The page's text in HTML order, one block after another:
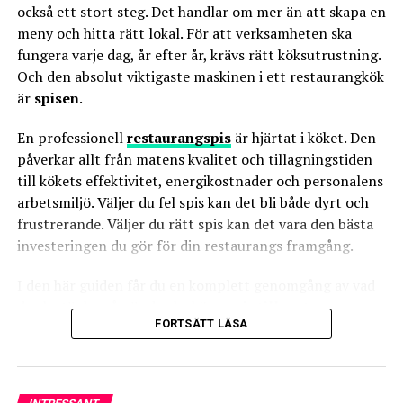
Highball Cocktails:In “highball” cocktail is a drink that
contains a base of an alcoholic beverage, combined with
a relatively large amount of non-alcoholic drink. This
kind of cocktails are often served in tall and slender
glass will fit with a hefty cocktail. All sparkling
beverages should be served in
slender and tall glasses
because carbonation get more space in the long, narrow
glass, which in turn adds more flavor to the beverage.
Frusna cocktailusually served in hurricaneglasor
“orkanglas” with a “waist "in the middle of the glass. This
makes it easier to drink the frozen drinks and
Margaritas:One of the most distinctive elements of a
också ett stort steg. Det handlar om mer än att skapa en
meny och hitta rätt lokal. För att verksamheten ska
fungera varje dag, år efter år, krävs rätt köksutrustning.
Och den absolut viktigaste maskinen i ett restaurangkök
är spisen.
En professionellrestaurangspisär hjärtat i köket. Den
påverkar allt från matens kvalitet och tillagningstiden
till kökets effektivitet, energikostnader och personalens
arbetsmiljö. Väljer du fel spis kan det bli både dyrt och
frustrerande. Väljer du rätt spis kan det vara den bästa
investeringen du gör för din restaurangs framgång.
du ska tänka på när du ska köpaspis till restaurang
vilka vanliga misstag du bör undvika, och varför det i
tillgång till reservdelar i Sverige. Dessutom förklarar
vi varförFribergs
FORTSÄTT LÄSA